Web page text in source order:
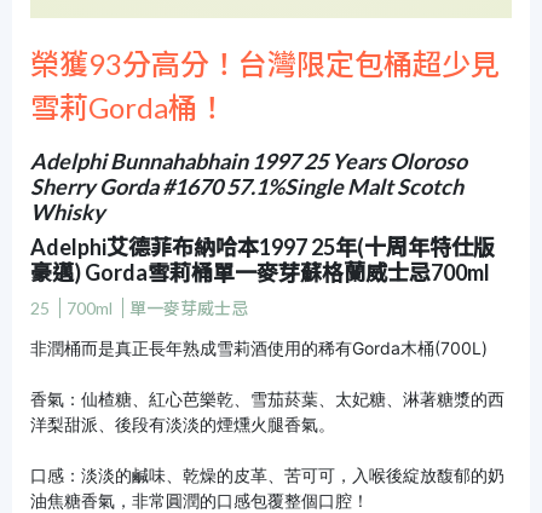
榮獲93分高分！台灣限定包桶超少見
雪莉Gorda桶！
Adelphi Bunnahabhain 1997 25 Years Oloroso
Sherry Gorda #1670 57.1%Single Malt Scotch
Whisky
Adelphi艾德菲布納哈本1997 25年(十周年特仕版
豪邁) Gorda雪莉桶單一麥芽蘇格蘭威士忌700ml
25 700ml
單一麥芽威士忌
非潤桶而是真正長年熟成雪莉酒使用的稀有Gorda木桶(700L)
香氣：仙楂糖、紅心芭樂乾、雪茄菸葉、太妃糖、淋著糖漿的西
洋梨甜派、後段有淡淡的煙燻火腿香氣。
口感：淡淡的鹹味、乾燥的皮革、苦可可，入喉後綻放馥郁的奶
油焦糖香氣，非常圓潤的口感包覆整個口腔！